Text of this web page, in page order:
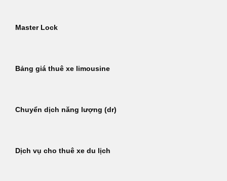
Master Lock
Bảng giá thuê xe limousine
Chuyển dịch năng lượng (dr)
Dịch vụ cho thuê xe du lịch